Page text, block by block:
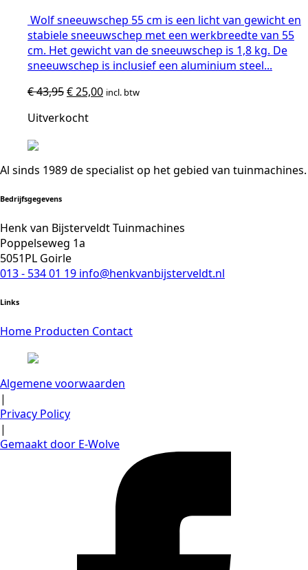
Wolf sneeuwschep 55 cm is een licht van gewicht en
stabiele sneeuwschep met een werkbreedte van 55
cm. Het gewicht van de sneeuwschep is 1,8 kg. De
sneeuwschep is inclusief een aluminium steel...
€43,95Oorspronkelijke
was:
€25,00Huidige
incl. btw
Uitverkocht
Al sinds 1989 de specialist op het gebied van tuinmachines.
Bedrijfsgegevens
Henk van Bijsterveldt Tuinmachines
Poppelseweg 1a
5051PL Goirle
013 - 534 01 19 info@henkvanbijsterveldt.nl
Links
Home Producten Contact
Algemene voorwaarden
|
Privacy Policy
|
Gemaakt door E-Wolve